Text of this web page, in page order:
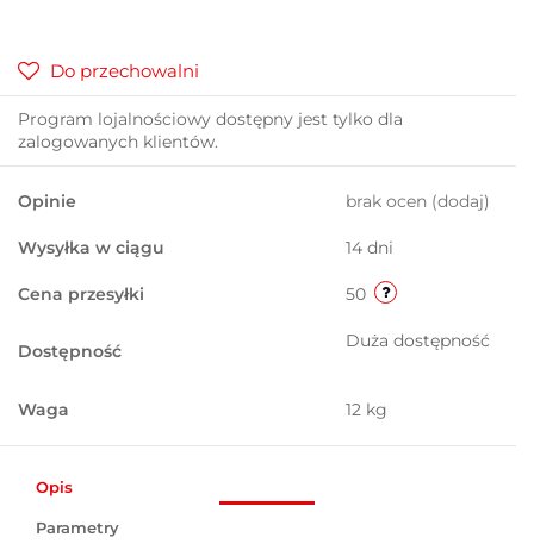
Do przechowalni
Program lojalnościowy dostępny jest tylko dla
zalogowanych klientów.
Opinie brak ocen (dodaj)
Wysyłka w ciągu 14 dni
Cena przesyłki 50
Dostępność Duża dostępność
Waga 12 kg
Opis
Parametry